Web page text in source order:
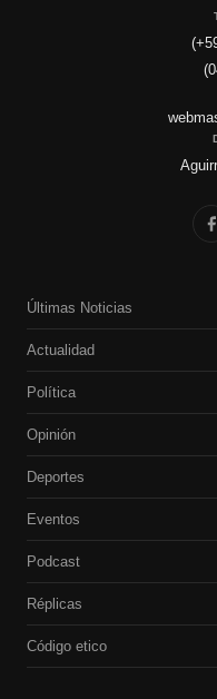
Últimas Noticias
Actualidad
Política
Opinión
Deportes
Eventos
Podcast
Réplicas
Código etico